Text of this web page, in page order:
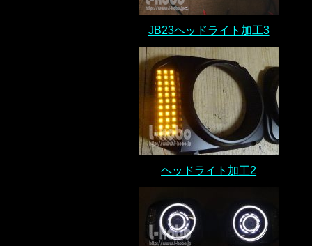
JB23ヘッドライト加工3
ヘッドライト加工2